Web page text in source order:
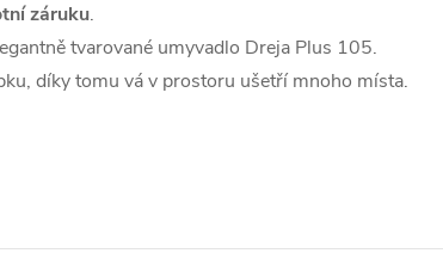
záruku.
tvarované umyvadlo Dreja Plus 105.
díky tomu vá v prostoru ušetří mnoho místa.